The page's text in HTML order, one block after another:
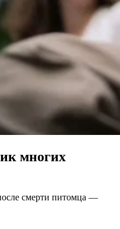
многих
смерти питомца —